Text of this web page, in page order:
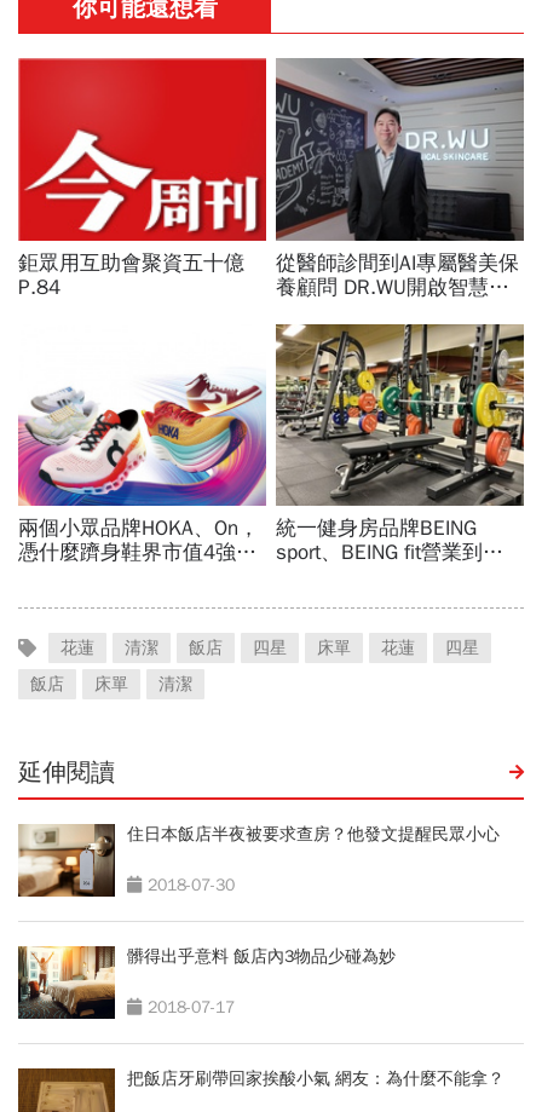
花蓮 清潔 飯店 四星 床單 花蓮
四星
飯店
床單 清潔
延伸閱讀
住日本飯店半夜被要求查房？他發文提醒民眾小心
2018-07-30
髒得出乎意料 飯店內3物品少碰為妙
2018-07-17
把飯店牙刷帶回家挨酸小氣 網友：為什麼不能拿？